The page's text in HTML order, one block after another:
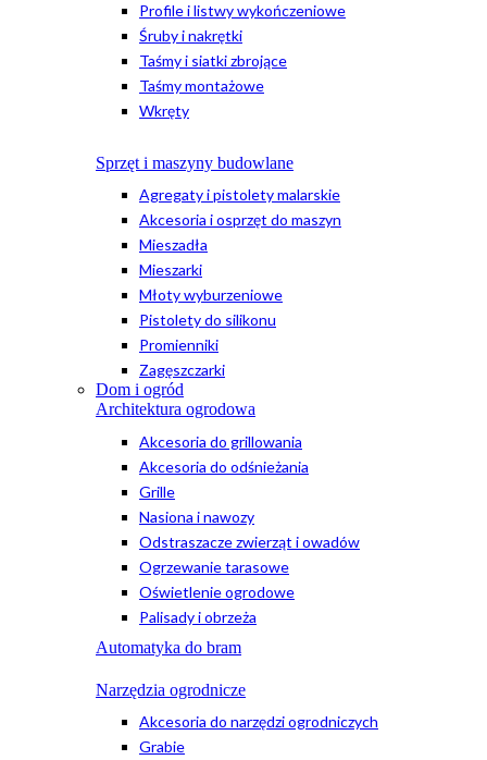
Profile i listwy wykończeniowe
Śruby i nakrętki
Taśmy i siatki zbrojące
Taśmy montażowe
Wkręty
Sprzęt i maszyny budowlane
Agregaty i pistolety malarskie
Akcesoria i osprzęt do maszyn
Mieszadła
Mieszarki
Młoty wyburzeniowe
Pistolety do silikonu
Promienniki
Zagęszczarki
Dom i ogród
Architektura ogrodowa
Akcesoria do grillowania
Akcesoria do odśnieżania
Grille
Nasiona i nawozy
Odstraszacze zwierząt i owadów
Ogrzewanie tarasowe
Oświetlenie ogrodowe
Palisady i obrzeża
Automatyka do bram
Narzędzia ogrodnicze
Akcesoria do narzędzi ogrodniczych
Grabie